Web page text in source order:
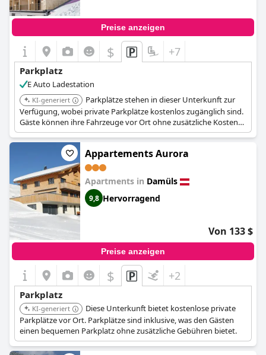
Preise anzeigen
$ +7
Parkplatz
E Auto Ladestation
KI-generiert
Parkplätze stehen in dieser Unterkunft zur
Verfügung, wobei private Parkplätze kostenlos zugänglich sind.
Gäste können ihre Fahrzeuge vor Ort ohne zusätzliche Kosten
parken.
Appartements Aurora
Apartments in Damüls
9,8 Hervorragend
Von 133 $
Preise anzeigen
$ +2
Parkplatz
KI-generiert
Diese Unterkunft bietet kostenlose private
Parkplätze vor Ort. Parkplätze sind inklusive, was den Gästen
einen bequemen Parkplatz ohne zusätzliche Gebühren bietet.